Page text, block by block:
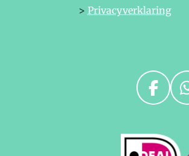
> Privacyverklaring
F
e
t